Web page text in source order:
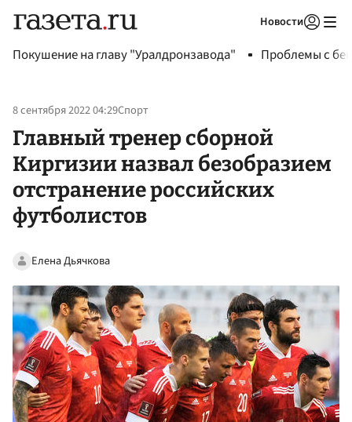
Новости
Покушение на главу "Уралдронзавода" Проблемы с
8 сентября 2022 04:29Спорт
Главный тренер сборной
Киргизии назвал безобразием
отстранение российских
футболистов
Елена Дьячкова